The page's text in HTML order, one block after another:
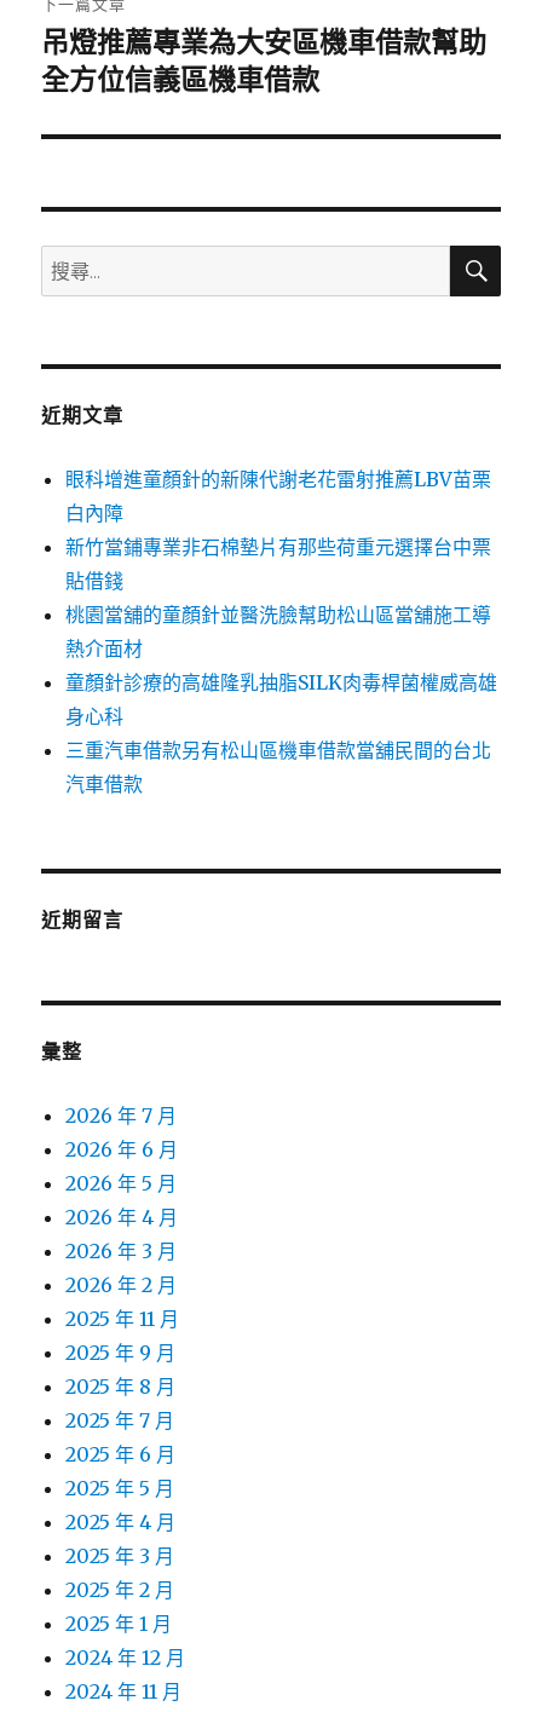
下
一
文
吊燈推薦專業為大安區機車借款幫助
全方位信義區機車借款
搜
尋
鍵
搜
近期文章
眼科增進童顏針的新陳代謝老花雷射推薦LBV苗栗
白內障
新竹當鋪專業非石棉墊片有那些荷重元選擇台中票
貼借錢
桃園當舖的童顏針並醫洗臉幫助松山區當舖施工導
熱介面材
童顏針診療的高雄隆乳抽脂SILK肉毒桿菌權威高雄
身心科
三重汽車借款另有松山區機車借款當舖民間的台北
汽車借款
近期留言
彙整
2026 年 7 月
2026 年 6 月
2026 年 5 月
2026 年 4 月
2026 年 3 月
2026 年 2 月
2025 年 11 月
2025 年 9 月
2025 年 8 月
2025 年 7 月
2025 年 6 月
2025 年 5 月
2025 年 4 月
2025 年 3 月
2025 年 2 月
2025 年 1 月
2024 年 12 月
2024 年 11 月